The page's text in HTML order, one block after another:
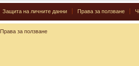
Защита на личните данни Права за ползване
Права за ползване